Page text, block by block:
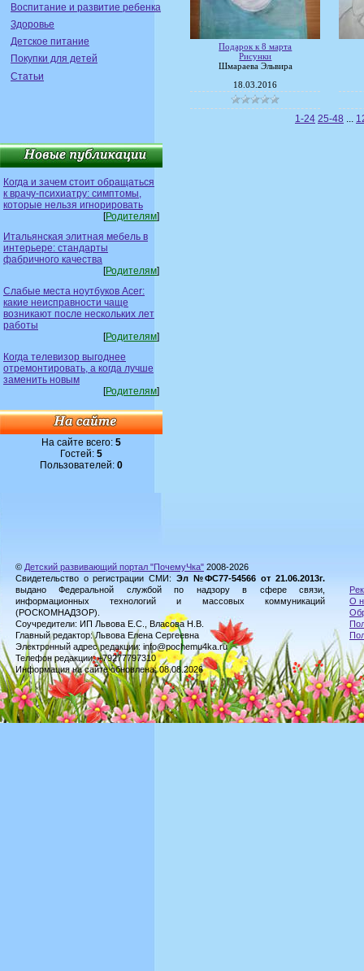
Воспитание и развитие ребенка
Здоровье
Детское питание
Покупки для детей
Статьи
Когда и зачем стоит обращаться
к врачу-психиатру: симптомы,
которые нельзя игнорировать
[Родителям]
Итальянская элитная мебель в
интерьере: стандарты
фабричного качества
[Родителям]
Слабые места ноутбуков Acer:
какие неисправности чаще
возникают после нескольких лет
работы
[Родителям]
Когда телевизор выгоднее
отремонтировать, а когда лучше
заменить новым
[Родителям]
На сайте всего: 5
Гостей: 5
Пользователей: 0
Подарок к 8 марта
Рисунки
Шмараева Эльвира
18.03.2016
1-24 25-48 ...
© Детский развивающий портал "ПочемуЧка" 2008-2026
Свидетельство о регистрации СМИ: Эл №ФС77-54566 от 21.06.2013г.
выдано Федеральной службой по надзору в сфере связи,
информационных технологий и массовых коммуникаций
(РОСКОМНАДЗОР).
Соучредители: ИП Львова Е.С., Власова Н.В.
Главный редактор: Львова Елена Сергеевна
Электронный адрес редакции: info@pochemu4ka.ru
Телефон редакции: +79277797310
Информация на сайте обновлена: 08.08.2026
О